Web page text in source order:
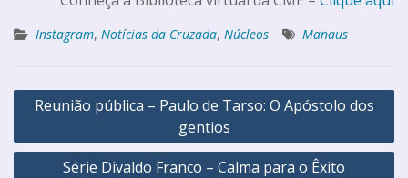
Instagram, Notícias da Cruzada, Núcleos Manaus
Reunião pública – Paulo de Tarso: O Apóstolo dos
gentios
Série Divaldo Franco – Calma para o Êxito